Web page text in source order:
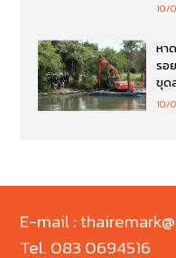
10/
หา
รอ
ขุด
10/
E-mail :
Tel. 083 0694516